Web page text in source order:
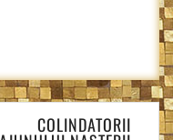
COLINDATORII